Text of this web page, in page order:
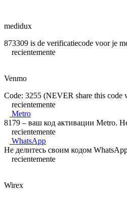
medidux
873309 is de verificatiecode voor je
recientemente
Venmo
Code: 3255 (NEVER share this code
recientemente
Metro
8179 – ваш код активации Metro.
recientemente
WhatsApp
Не делитесь своим кодом
recientemente
Wirex